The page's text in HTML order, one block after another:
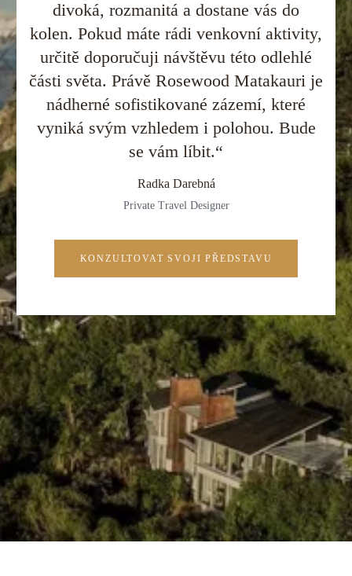
divoká, rozmanitá a dostane vás do
kolen. Pokud máte rádi venkovní aktivity,
určitě doporučuji návštěvu této odlehlé
části světa. Právě Rosewood Matakauri je
nádherné sofistikované zázemí, které
vyniká svým vzhledem i polohou. Bude
se vám líbit.“
Radka Darebná
Private Travel Designer
KONZULTOVAT SVOJI PŘEDSTAVU